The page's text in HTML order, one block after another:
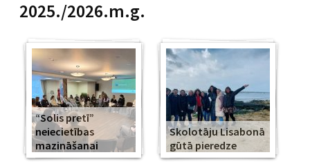
2025./2026.m.g.
“Solis pretī”
neiecietības
mazināšanai
Skolotāju Lisabonā
gūtā pieredze